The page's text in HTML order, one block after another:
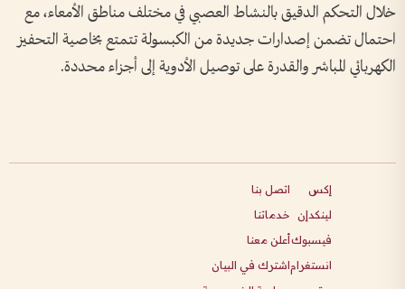
خلال التحكم الدقيق بالنشاط العصبي في مختلف مناطق الأمعاء، مع
احتمال تضمن إصدارات جديدة من الكبسولة تتمتع بخاصية التحفيز
الكهربائي المباشر والقدرة على توصيل الأدوية إلى أجزاء محددة.
إكس
لينكدإن
فيسبوك
انستغرام
اتصل بنا
خدماتنا
أعلن معنا
اشترك في البيان